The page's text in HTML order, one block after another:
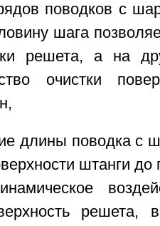
поводков с
шага
решета, а на
очистки
длины поводка с
штанги
решета,